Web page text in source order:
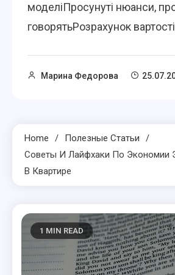
моделіПросунуті нюанси,
говорятьРозрахунок
Марина Федорова
Home
Полезные Статьи
Советы И Лайфхаки По Экономии
В Квартире
1 MIN READ